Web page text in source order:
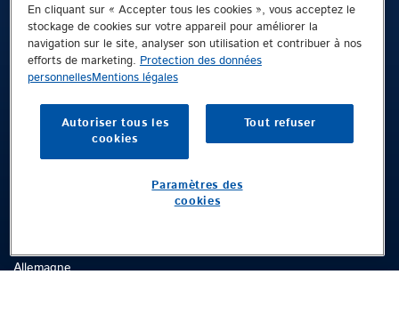
Mentions légales
Protection des données personnelles
CGL
Public © 2026 Demag Cranes & Components GmbH. All rights reserved.
Allemagne
En cliquant sur « Accepter tous les cookies », vous acceptez le
stockage de cookies sur votre appareil pour améliorer la
navigation sur le site, analyser son utilisation et contribuer à nos
efforts de marketing.Protection des données
personnellesMentions légales
Autoriser tous les
cookies
Tout refuser
Paramètres des
cookies